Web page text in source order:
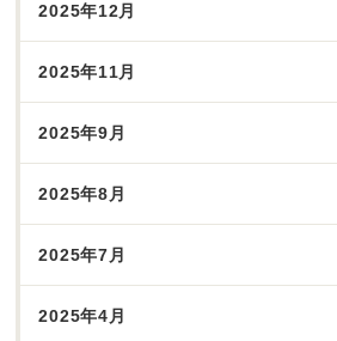
2025年12月
2025年11月
2025年9月
2025年8月
2025年7月
2025年4月